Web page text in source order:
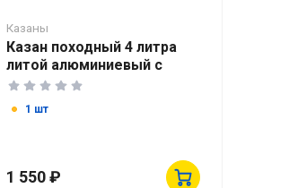
Казаны
Казан походный 4 литра
литой алюминиевый с
крышкой арт 54300
1 шт
1 550 ₽